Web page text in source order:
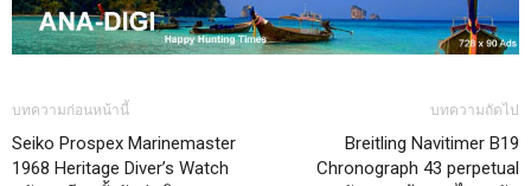
บทความก่อนหน้านี้
Seiko Prospex Marinemaster
1968 Heritage Diver’s Watch
บทความถัดไป
Breitling Navitimer B19
Chronograph 43 perpetual